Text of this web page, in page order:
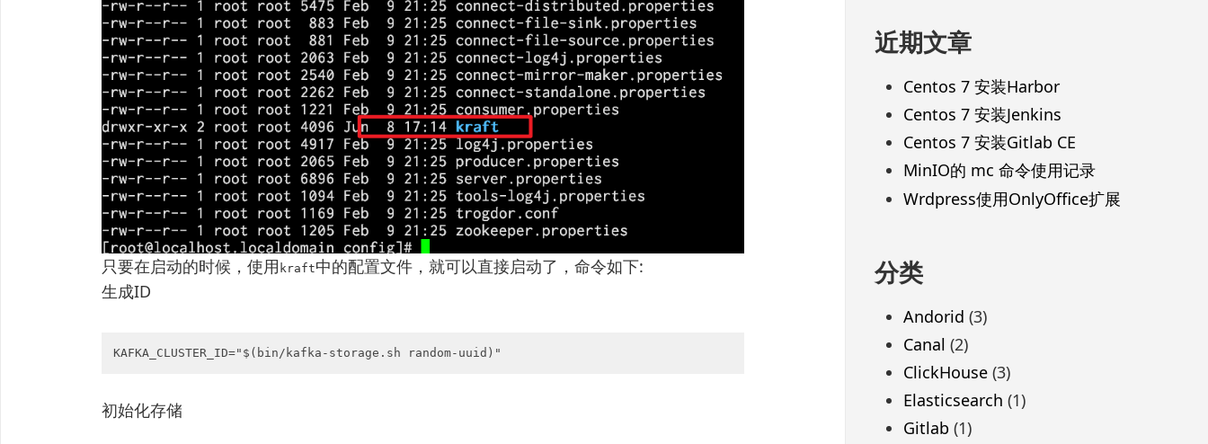
只要在启动的时候，使用 kraft中的配置文件，就可以直接启动了，命令如下:
生成ID
KAFKA_CLUSTER_ID="$(bin/kafka-storage.sh random-uuid)"
初始化存储
近期文章
Centos 7 安装Harbor
Centos 7 安装Jenkins
Centos 7 安装Gitlab CE
MinIO的 mc 命令使用记录
Wrdpress使用OnlyOffice扩展
分类
Andorid (3)
Canal (2)
ClickHouse(3)
Elasticsearch (1)
Gitlab (1)